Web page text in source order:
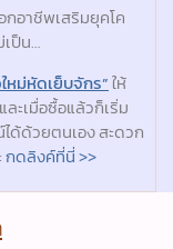
กอาชีพเสริมยุคโค
ป็น…
หม่หัดเย็บจักร”ให้
ะเมื่อซื้อแล้วก็เริ่ม
ด้ด้วยตนเอง สะดวก
กดลิงค์ที่นี่ >>